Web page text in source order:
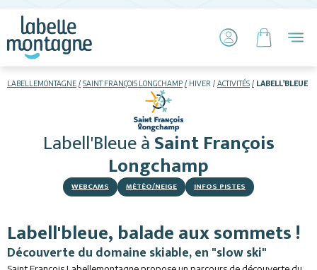
LABELLEMONTAGNE SAINT FRANÇOIS LONGCHAMP HIVER ACTIVITÉS LABELL'BLEUE
Labell'BleueàSaint François
Longchamp
WEBCAMS MÉTÉO/NEIGE INFOS PISTES
Labell'bleue, balade aux sommets !
Découverte du domaine skiable, en "slow ski"